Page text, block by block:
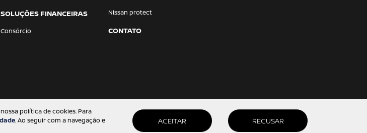
SOLUÇÕES FINANCEIRAS
Consórcio
Nissan protect
CONTATO
política de cookies. Para
. Ao seguir com a navegação e
ACEITAR RECUSAR